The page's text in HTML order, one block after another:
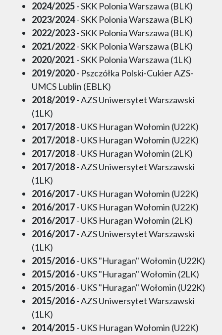
2024/2025- SKK Polonia Warszawa (BLK)
2023/2024- SKK Polonia Warszawa (BLK)
2022/2023- SKK Polonia Warszawa (BLK)
2021/2022- SKK Polonia Warszawa (BLK)
2020/2021 - SKK Polonia Warszawa (1LK)
2019/2020- Pszczółka Polski-Cukier AZS-
UMCS Lublin (EBLK)
2018/2019- AZS Uniwersytet Warszawski
(1LK)
2017/2018- UKS Huragan Wołomin (U22K)
2017/2018- UKS Huragan Wołomin (U22K)
2017/2018- UKS Huragan Wołomin (2LK)
2017/2018- AZS Uniwersytet Warszawski
(1LK)
2016/2017- UKS Huragan Wołomin (U22K)
2016/2017- UKS Huragan Wołomin (U22K)
2016/2017- UKS Huragan Wołomin (2LK)
2016/2017- AZS Uniwersytet Warszawski
(1LK)
2015/2016- UKS "Huragan" Wołomin (U22K)
2015/2016- UKS "Huragan" Wołomin (2LK)
2015/2016- UKS "Huragan" Wołomin (U22K)
2015/2016- AZS Uniwersytet Warszawski
(1LK)
2014/2015- UKS Huragan Wołomin (U22K)